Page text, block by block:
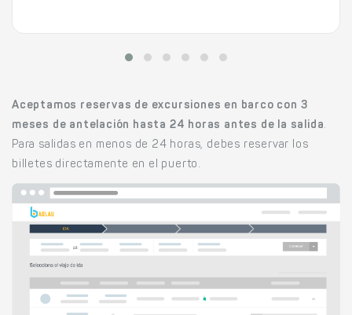
Aceptamos reservas de excursiones en barco con 3
meses de antelación hasta 24 horas antes de la salida.
Para salidas en menos de 24 horas, debes reservar los
billetes directamente en el puerto.